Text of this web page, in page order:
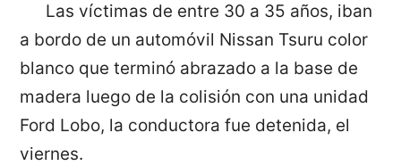
Las víctimas de entre 30 a 35 años, iban
a bordo de un automóvil Nissan Tsuru color
blanco que terminó abrazado a la base de
madera luego de la colisión con una unidad
Ford Lobo, la conductora fue detenida, el
viernes.